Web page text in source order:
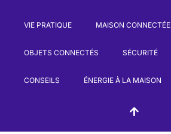
VIE PRATIQUE MAISON CONNECTÉE
OBJETS CONNECTÉS SÉCURITÉ
CONSEILS ÉNERGIE À LA MAISON